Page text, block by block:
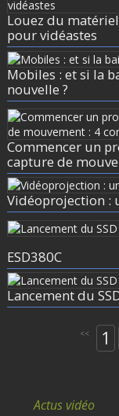
Louez du
pour vidéastes
Mobiles : et si la
nouvelle ?
Commencer un
capture de
Vidéoprojection :
ESD380C
Lancement du
<<
1
Actus vidéo